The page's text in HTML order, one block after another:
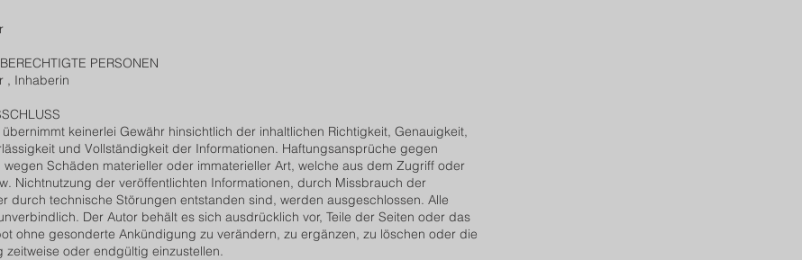
PERSONEN
, Inhaberin
keinerlei Gewähr hinsichtlich der inhaltlichen Richtigkeit, Genauigkeit,
und Vollständigkeit der Informationen. Haftungsansprüche gegen
Schäden materieller oder immaterieller Art, welche aus dem Zugriff oder
Nichtnutzung der veröffentlichten Informationen, durch Missbrauch der
durch technische Störungen entstanden sind, werden ausgeschlossen. Alle
Der Autor behält es sich ausdrücklich vor, Teile der Seiten oder das
ohne gesonderte Ankündigung zu verändern, zu ergänzen, zu löschen oder die
zeitweise oder endgültig einzustellen.